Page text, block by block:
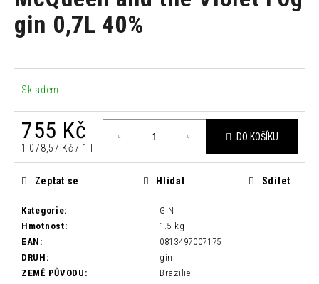
z
gin 0,7L 40%
Skladem
755 Kč
Měrná
cena:
1 078,57 Kč / 1 l
DO KOŠÍKU
Kategorie:
GIN
Hmotnost:
1.5 kg
EAN :
0813497007175
DRUH :
gin
ZEMĚ PŮVODU : Brazilie
Zeptat se Hlídat Sdílet
a
j
t
?
HLEDAT
D
o
p
o